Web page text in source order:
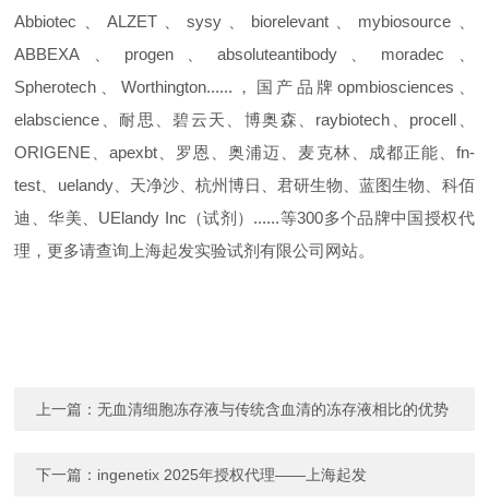
Abbiotec、ALZET、sysy、biorelevant、mybiosource、
ABBEXA、progen、absoluteantibody、moradec、
Spherotech、Worthington......，国产品牌opmbiosciences、
elabscience、耐思、碧云天、博奥森、raybiotech、procell、
ORIGENE、apexbt、罗恩、奥浦迈、麦克林、成都正能、fn-
test、uelandy、天净沙、杭州博日、君研生物、蓝图生物、科佰
迪、华美、UElandy Inc（试剂）......等300多个品牌中国授权代
理，更多请查询上海起发实验试剂有限公司网站。
上一篇：无血清细胞冻存液与传统含血清的冻存液相比的优势
下一篇： ingenetix 2025年授权代理——上海起发